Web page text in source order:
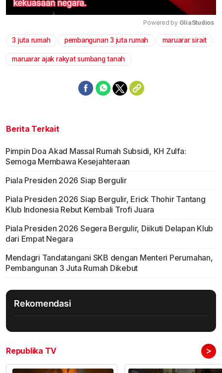
Mute
Powered by GliaStudios
3 juta rumah pembangunan 3 juta rumah maruarar sirait
maruarar ajak rakyat sumbang tanah
Berita Terkait
Pimpin Doa Akad Massal Rumah Subsidi, KH Zulfa:
Semoga Membawa Kesejahteraan
Piala Presiden 2026 Siap Bergulir
Piala Presiden 2026 Siap Bergulir, Erick Thohir Tantang
Klub Indonesia Rebut Kembali Trofi Juara
Piala Presiden 2026 Segera Bergulir, Diikuti Delapan Klub
dari Empat Negara
Mendagri Tandatangani SKB dengan Menteri Perumahan,
Pembangunan 3 Juta Rumah Dikebut
Rekomendasi
Republika TV >